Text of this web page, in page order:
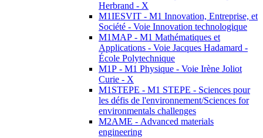
Herbrand - X
M1IESVIT - M1 Innovation, Entreprise, et
Société - Voie Innovation technologique
M1MAP - M1 Mathématiques et
Applications - Voie Jacques Hadamard -
École Polytechnique
M1P - M1 Physique - Voie Irène Joliot
Curie - X
M1STEPE - M1 STEPE - Sciences pour
les défis de l'environnement/Sciences for
environmentals challenges
M2AME - Advanced materials
engineering